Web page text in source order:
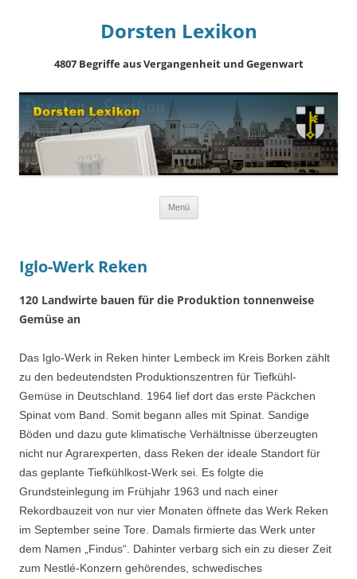
Dorsten Lexikon
4807 Begriffe aus Vergangenheit und Gegenwart
Menü
Iglo-Werk Reken
120 Landwirte bauen für die Produktion tonnenweise
Gemüse an
Das Iglo-Werk in Reken hinter Lembeck im Kreis Borken zählt
zu den bedeutendsten Produktionszentren für Tiefkühl-
Gemüse in Deutschland. 1964 lief dort das erste Päckchen
Spinat vom Band. Somit begann alles mit Spinat. Sandige
Böden und dazu gute klimatische Verhältnisse überzeugten
nicht nur Agrarexperten, dass Reken der ideale Standort für
das geplante Tiefkühlkost-Werk sei. Es folgte die
Grundsteinlegung im Frühjahr 1963 und nach einer
Rekordbauzeit von nur vier Monaten öffnete das Werk Reken
im September seine Tore. Damals firmierte das Werk unter
dem Namen „Findus“. Dahinter verbarg sich ein zu dieser Zeit
zum Nestlé-Konzern gehörendes, schwedisches